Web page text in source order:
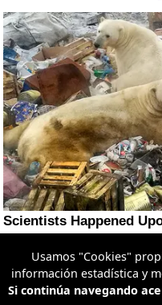
Usamos "Cookies"
información estadística y
Si continúa navegando